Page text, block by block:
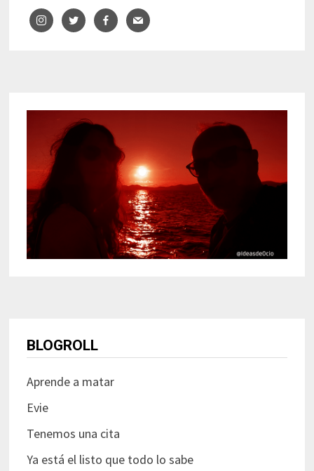
BLOGROLL
Aprende a matar
Evie
Tenemos una cita
Ya está el listo que todo lo sabe